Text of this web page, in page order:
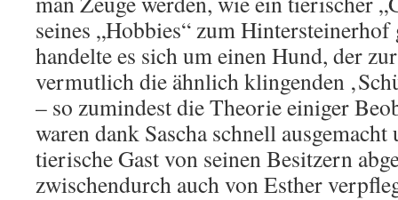
seines „Hobbies“ zum
handelte es sich um einen Hund, der
vermutlich die ähnlich klingenden
– so zumindest die Theorie einiger
waren dank Sascha schnell
tierische Gast von seinen Besitzern
zwischendurch auch von Esther